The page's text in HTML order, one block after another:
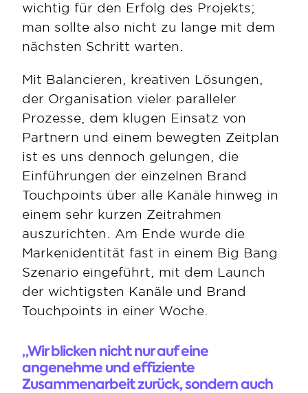
wichtig für den Erfolg des Projekts;
man sollte also nicht zu lange mit dem
nächsten Schritt warten.
Mit Balancieren, kreativen Lösungen,
der Organisation vieler paralleler
Prozesse, dem klugen Einsatz von
Partnern und einem bewegten Zeitplan
ist es uns dennoch gelungen, die
Einführungen der einzelnen Brand
Touchpoints über alle Kanäle hinweg in
einem sehr kurzen Zeitrahmen
auszurichten. Am Ende wurde die
Markenidentität fast in einem Big Bang
Szenario eingeführt, mit dem Launch
der wichtigsten Kanäle und Brand
Touchpoints in einer Woche.
„Wir blicken nicht nur auf eine
angenehme und effiziente
Zusammenarbeit zurück, sondern auch